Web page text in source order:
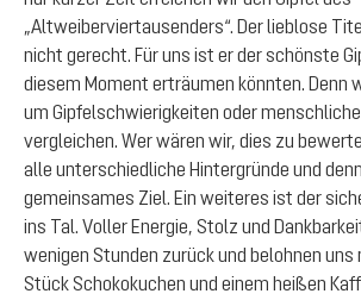
„Altweiberviertausenders“. Der lieblose
nicht gerecht. Für uns ist er der schönste
diesem Moment erträumen könnten. Denn
um Gipfelschwierigkeiten oder
vergleichen. Wer wären wir, dies zu
alle unterschiedliche Hintergründe und
gemeinsames Ziel. Ein weiteres ist der
ins Tal. Voller Energie, Stolz und
wenigen Stunden zurück und belohnen
Stück Schokokuchen und einem heißen